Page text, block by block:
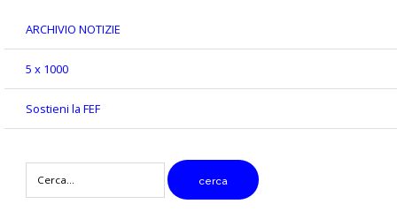
ARCHIVIO NOTIZIE
5 x 1000
Sostieni la FEF
cerca